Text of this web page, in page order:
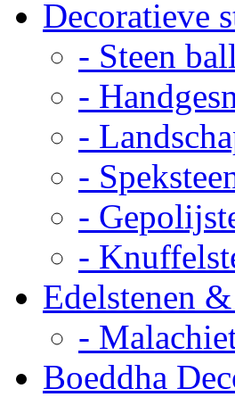
Decoratieve
- Steen
-
-
-
-
-
Edelstenen
-
Boeddha